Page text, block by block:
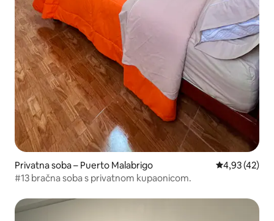
Privatna soba – Puerto Malabrigo Prosječna
4,93 (42)
#13 bračna soba s privatnom kupaonicom.